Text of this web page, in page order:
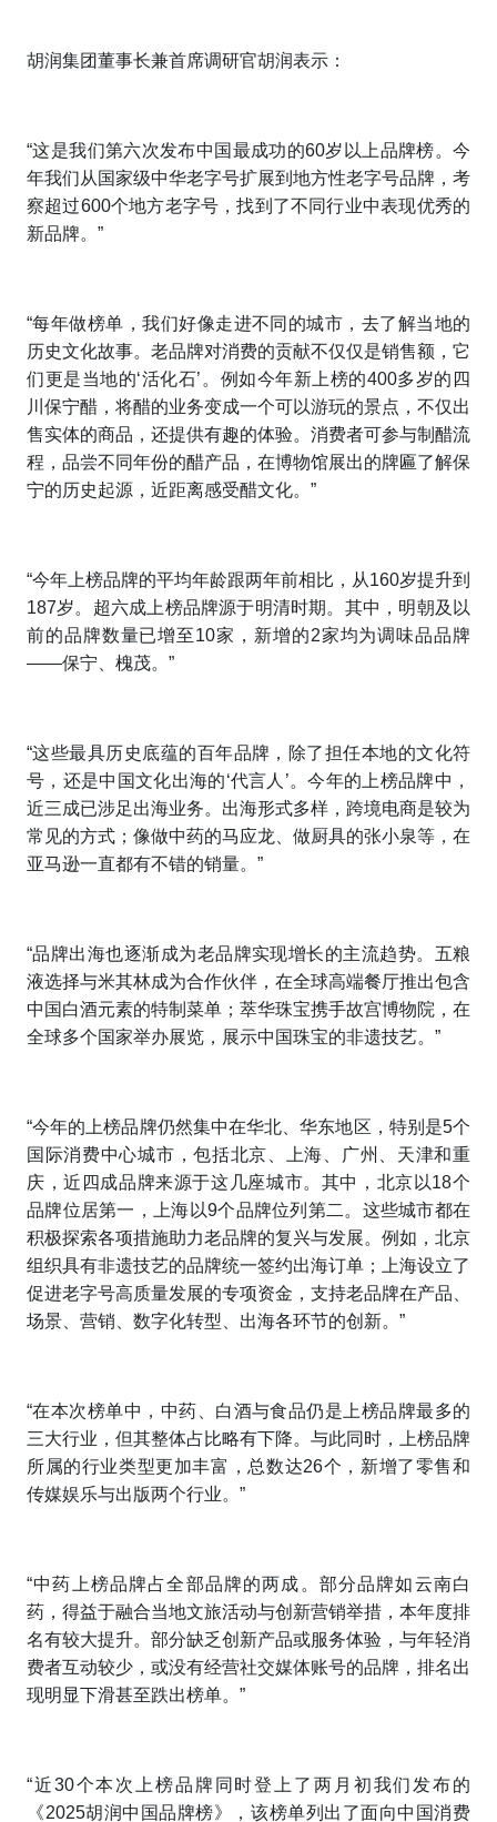
胡润集团董事长兼首席调研官胡润表示：
“这是我们第六次发布中国最成功的60岁以上品牌榜。今
年我们从国家级中华老字号扩展到地方性老字号品牌，考
察超过600个地方老字号，找到了不同行业中表现优秀的
新品牌。”
“每年做榜单，我们好像走进不同的城市，去了解当地的
历史文化故事。老品牌对消费的贡献不仅仅是销售额，它
们更是当地的‘活化石’。例如今年新上榜的400多岁的四
川保宁醋，将醋的业务变成一个可以游玩的景点，不仅出
售实体的商品，还提供有趣的体验。消费者可参与制醋流
程，品尝不同年份的醋产品，在博物馆展出的牌匾了解保
宁的历史起源，近距离感受醋文化。”
“今年上榜品牌的平均年龄跟两年前相比，从160岁提升到
187岁。超六成上榜品牌源于明清时期。其中，明朝及以
前的品牌数量已增至10家，新增的2家均为调味品品牌
——保宁、槐茂。”
“这些最具历史底蕴的百年品牌，除了担任本地的文化符
号，还是中国文化出海的‘代言人’。今年的上榜品牌中，
近三成已涉足出海业务。出海形式多样，跨境电商是较为
常见的方式；像做中药的马应龙、做厨具的张小泉等，在
亚马逊一直都有不错的销量。”
“品牌出海也逐渐成为老品牌实现增长的主流趋势。五粮
液选择与米其林成为合作伙伴，在全球高端餐厅推出包含
中国白酒元素的特制菜单；萃华珠宝携手故宫博物院，在
全球多个国家举办展览，展示中国珠宝的非遗技艺。”
“今年的上榜品牌仍然集中在华北、华东地区，特别是5个
国际消费中心城市，包括北京、上海、广州、天津和重
庆，近四成品牌来源于这几座城市。其中，北京以18个
品牌位居第一，上海以9个品牌位列第二。这些城市都在
积极探索各项措施助力老品牌的复兴与发展。例如，北京
组织具有非遗技艺的品牌统一签约出海订单；上海设立了
促进老字号高质量发展的专项资金，支持老品牌在产品、
场景、营销、数字化转型、出海各环节的创新。”
“在本次榜单中，中药、白酒与食品仍是上榜品牌最多的
三大行业，但其整体占比略有下降。与此同时，上榜品牌
所属的行业类型更加丰富，总数达26个，新增了零售和
传媒娱乐与出版两个行业。”
“中药上榜品牌占全部品牌的两成。部分品牌如云南白
药，得益于融合当地文旅活动与创新营销举措，本年度排
名有较大提升。部分缺乏创新产品或服务体验，与年轻消
费者互动较少，或没有经营社交媒体账号的品牌，排名出
现明显下滑甚至跌出榜单。”
“近30个本次上榜品牌同时登上了两月初我们发布的
《2025胡润中国品牌榜》，该榜单列出了面向中国消费